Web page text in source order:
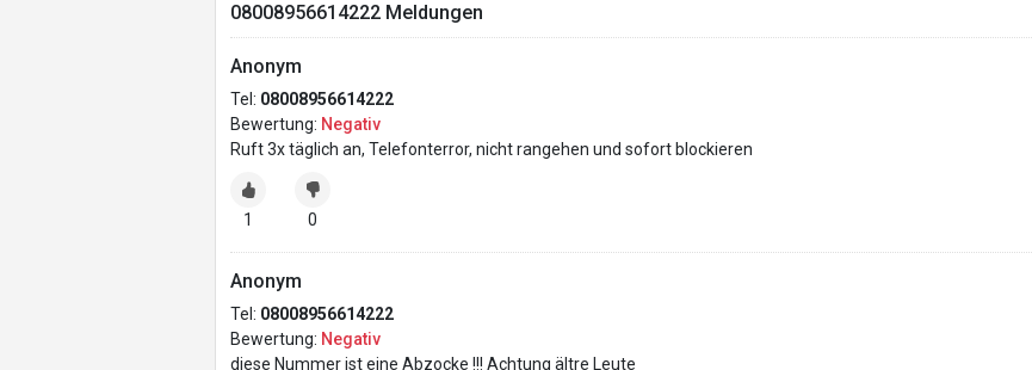
08008956614222 Meldungen
Anonym
Tel: 08008956614222
Bewertung: Negativ
Ruft 3x täglich an, Telefonterror, nicht rangehen und sofort blockieren
1 0
Anonym
Tel: 08008956614222
Bewertung: Negativ
diese Nummer ist eine Abzocke !!! Achtung ältre Leute